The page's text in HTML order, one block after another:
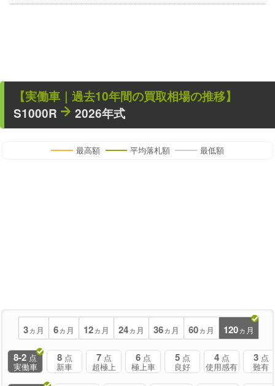
【実働車 ｜過去10年間の買取相場の推移】
S1000R
2026年式
最高額 平均落札額 最低額
3ヵ月 6ヵ月 12ヵ月 24ヵ月 36ヵ月 60ヵ月 120ヵ月
8-2 点
実働車
8 点
新車
7 点
超極上
6 点
極上車
5 点
良好
4 点
使用感有
3 点
難有